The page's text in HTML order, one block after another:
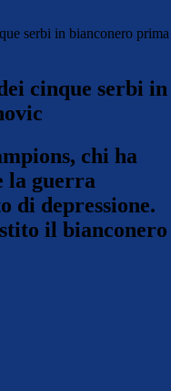
serbi in bianconero prima
cinque serbi in
chi ha
la guerra
di depressione.
il bianconero